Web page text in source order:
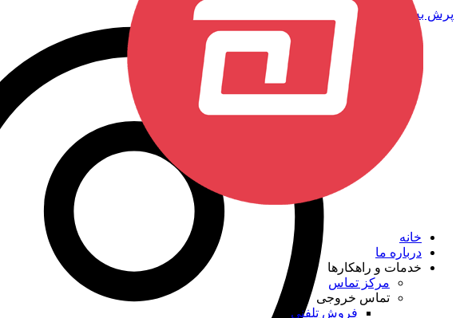
پرش به محتوا
خانه
درباره ما
خدمات و راهکارها
مرکز تماس
تماس خروجی
فروش تلفنی